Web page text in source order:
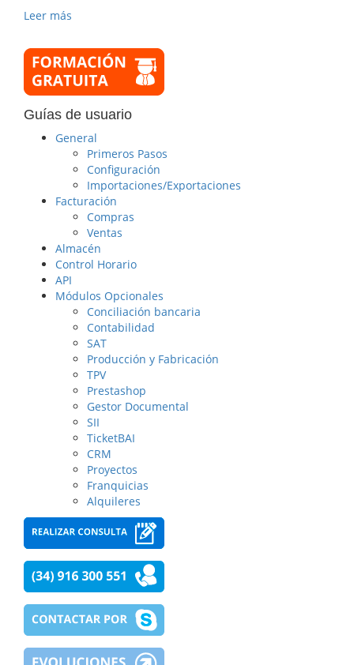
Leer más
Guías de usuario
General
Primeros Pasos
Configuración
Importaciones/Exportaciones
Facturación
Compras
Ventas
Almacén
Control Horario
API
Módulos Opcionales
Conciliación bancaria
Contabilidad
SAT
Producción y Fabricación
TPV
Prestashop
Gestor Documental
SII
TicketBAI
CRM
Proyectos
Franquicias
Alquileres